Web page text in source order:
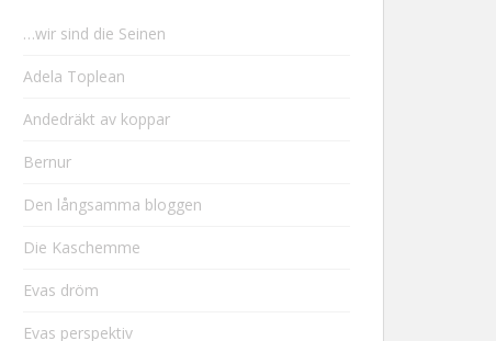
…wir sind die Seinen
Adela Toplean
Andedräkt av koppar
Bernur
Den långsamma bloggen
Die Kaschemme
Evas dröm
Evas perspektiv